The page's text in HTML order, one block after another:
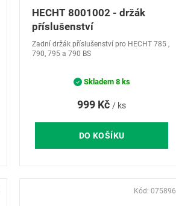
HECHT 8001002 - držák
příslušenství
999 Kč / ks
DO KOŠÍKU
Zadní držák příslušenství pro HECHT 785 ,
790, 795 a 790 BS
Skladem 8 ks
Kód: 075896